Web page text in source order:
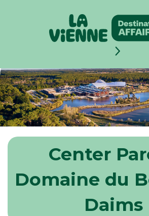
Center
Domaine du
Daims
Panneau de gestion des cookies